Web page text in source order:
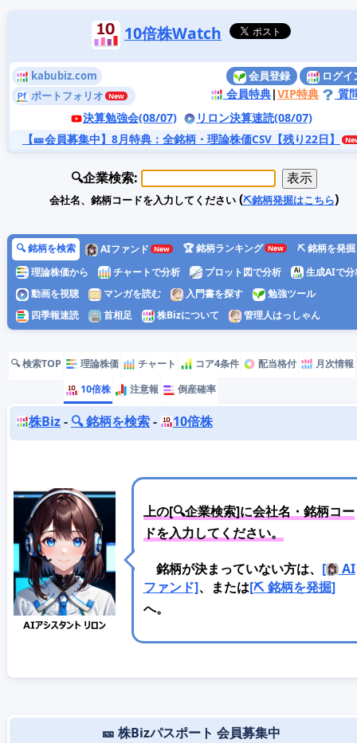
10倍株Watch
kabubiz.com
ポートフォリオ
会員登録 ログイ
会員特典|VIP特典
質
決算勉強会(08/07)
リロン決算速読(08/07)
【🎫会員募集中】8月特典 ：全銘柄・理論株価CSV【残り22日】
🔍企業検索:
会社名、銘柄コードを入力してください(⛏️銘柄発掘はこちら)
🔍 銘柄を検索 AIファンド 🏆 銘柄ランキング
⛏️ 銘柄を発掘
理論株価から
チャートで分析 プロット図で分析
生成AIで分
動画を視聴
マンガを読む 入門書を探す
勉強ツール
四季報速読
首相足 株Bizについて 管理人はっしゃん
🔍 検索TOP 理論株価 チャート コア4条件 配当格付
月次情報
10倍株
注意報 倒産確率
株Biz- 🔍 銘柄を検索- 10倍株
上の[🔍企業検索]に会社名・銘柄コー
ドを入力してください。
銘柄が決まっていない方は、 [
AI
ファンド]、または[⛏️ 銘柄を発掘]
へ。
🎫 株Bizパスポート 会員募集中